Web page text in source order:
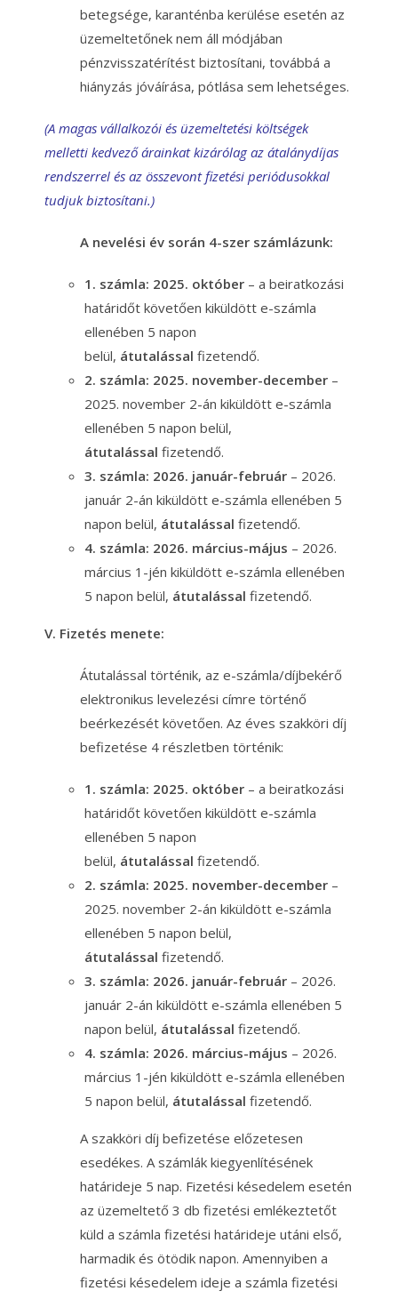
betegsége, karanténba kerülése esetén az
üzemeltetőnek nem áll módjában
pénzvisszatérítést biztosítani, továbbá a
hiányzás jóváírása, pótlása sem lehetséges.
(A magas vállalkozói és üzemeltetési költségek
melletti kedvező árainkat kizárólag az átalánydíjas
rendszerrel és az összevont fizetési periódusokkal
tudjuk biztosítani.)
A nevelési év során 4-szer számlázunk:
1. számla: 2025. október – a beiratkozási
határidőt követően kiküldött e-számla
ellenében 5 napon
belül, átutalással fizetendő.
2. számla: 2025. november-december –
2025. november 2-án kiküldött e-számla
ellenében 5 napon belül,
átutalással fizetendő.
3. számla: 2026. január-február – 2026.
január 2-án kiküldött e-számla ellenében 5
napon belül, átutalással fizetendő.
4. számla: 2026. március-május – 2026.
március 1-jén kiküldött e-számla ellenében
5 napon belül, átutalással fizetendő.
V. Fizetés menete:
Átutalással történik, az e-számla/díjbekérő
elektronikus levelezési címre történő
beérkezését követően. Az éves szakköri díj
befizetése 4 részletben történik:
1. számla: 2025. október – a beiratkozási
határidőt követően kiküldött e-számla
ellenében 5 napon
belül, átutalással fizetendő.
2. számla: 2025. november-december –
2025. november 2-án kiküldött e-számla
ellenében 5 napon belül,
átutalással fizetendő.
3. számla: 2026. január-február – 2026.
január 2-án kiküldött e-számla ellenében 5
napon belül, átutalással fizetendő.
4. számla: 2026. március-május – 2026.
március 1-jén kiküldött e-számla ellenében
5 napon belül, átutalással fizetendő.
A szakköri díj befizetése előzetesen
esedékes. A számlák kiegyenlítésének
határideje 5 nap. Fizetési késedelem esetén
az üzemeltető 3 db fizetési emlékeztetőt
küld a számla fizetési határideje utáni első,
harmadik és ötödik napon. Amennyiben a
fizetési késedelem ideje a számla fizetési